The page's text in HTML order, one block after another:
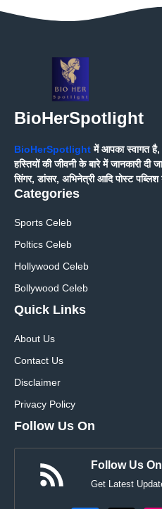
BioHerSpotlight
BioHerSpotlightमें आपका स्वागत है,
हस्तियों की जीवनी के बारे में जानकारी
सिंगर, डांसर, अभिनेत्री आदि पोस्ट पब्लिश
Categories
Sports Celeb
Poltics Celeb
Hollywood Celeb
Bollywood Celeb
Quick Links
About Us
Contact Us
Disclaimer
Privacy Policy
Follow Us On
Follow Us
Get Latest